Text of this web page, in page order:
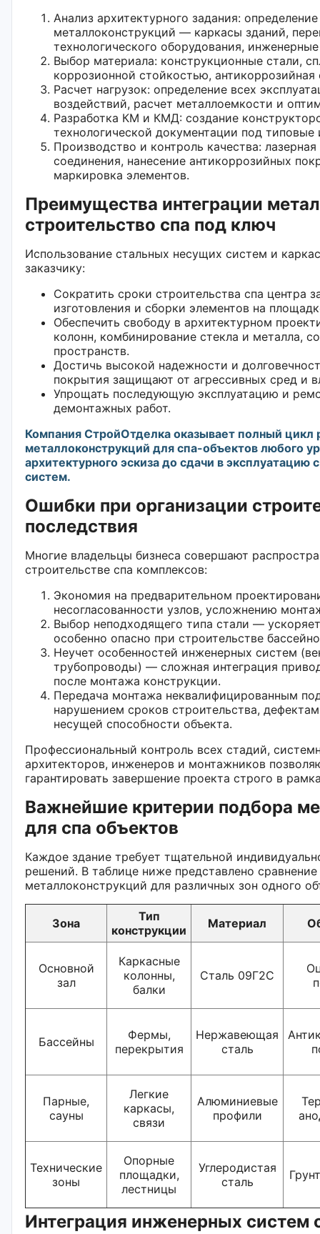
Анализ архитектурного задания:
металлоконструкций — каркасы зданий,
технологического оборудования,
Выбор материала: конструкционные стали,
коррозионной стойкостью, антикоррозийная
Расчет нагрузок: определение всех
воздействий, расчет металлоемкости и
Разработка КМ и КМД: создание
технологической документации под
Производство и контроль качества:
соединения, нанесение антикоррозийных
маркировка элементов.
Преимущества интеграции
строительство спа под ключ
Использование стальных несущих систем и
заказчику:
Сократить сроки строительства спа центра
изготовления и сборки элементов на
Обеспечить свободу в архитектурном
колонн, комбинирование стекла и металла,
пространств.
Достичь высокой надежности и
покрытия защищают от агрессивных сред и
Упрощать последующую эксплуатацию и
демонтажных работ.
Компания СтройОтделка оказывает полный цикл
металлоконструкций для спа-объектов любого
архитектурного эскиза до сдачи в эксплуатацию
систем.
Ошибки при организации
последствия
Многие владельцы бизнеса совершают
строительстве спа комплексов:
Экономия на предварительном
несогласованности узлов, усложнению
Выбор неподходящего типа стали —
особенно опасно при строительстве
Неучет особенностей инженерных систем
трубопроводы) — сложная интеграция
после монтажа конструкции.
Передача монтажа неквалифицированным
нарушением сроков строительства,
несущей способности объекта.
Профессиональный контроль всех стадий,
архитекторов, инженеров и монтажников
гарантировать завершение проекта строго в
Важнейшие критерии подбора
для спа объектов
Каждое здание требует тщательной
решений. В таблице ниже представлено
металлоконструкций для различных зон одного
Зона
Тип
конструкции
Материал
Основной
зал
Каркасные
колонны,
балки
Сталь 09Г2С
Бассейны
Фермы,
перекрытия
Нержавеющая
сталь
Парные,
сауны
Легкие
каркасы,
связи
Алюминиевые
профили
Технические
зоны
Опорные
площадки,
лестницы
Углеродистая
сталь
Интеграция инженерных систем